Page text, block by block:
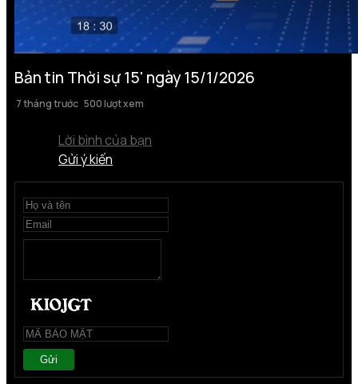
Bản tin Thời sự 15' ngày 15/1/2026
7 tháng trước 500 lượt xem
Lời bình của bạn
Gửi ý kiến
Gửi